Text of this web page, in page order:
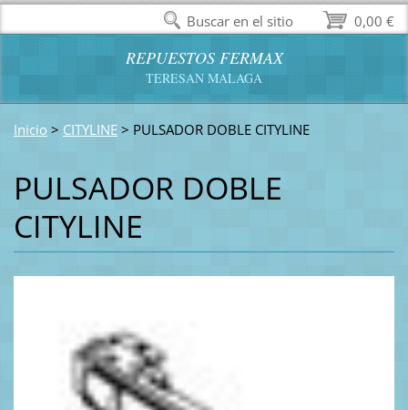
REPUESTOS FERMAX
TERESAN MALAGA
Inicio > CITYLINE > PULSADOR DOBLE CITYLINE
PULSADOR DOBLE
CITYLINE
0,00 €
Buscar en el sitio